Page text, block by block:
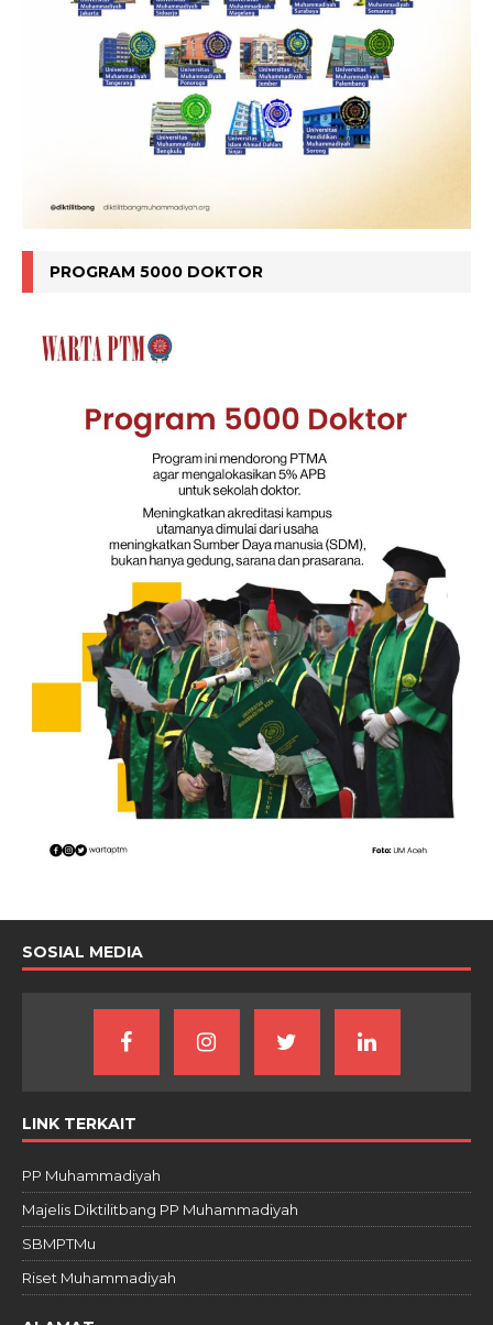
PROGRAM 5000 DOKTOR
SOSIAL MEDIA
LINK TERKAIT
PP Muhammadiyah
Majelis Diktilitbang PP Muhammadiyah
SBMPTMu
Riset Muhammadiyah